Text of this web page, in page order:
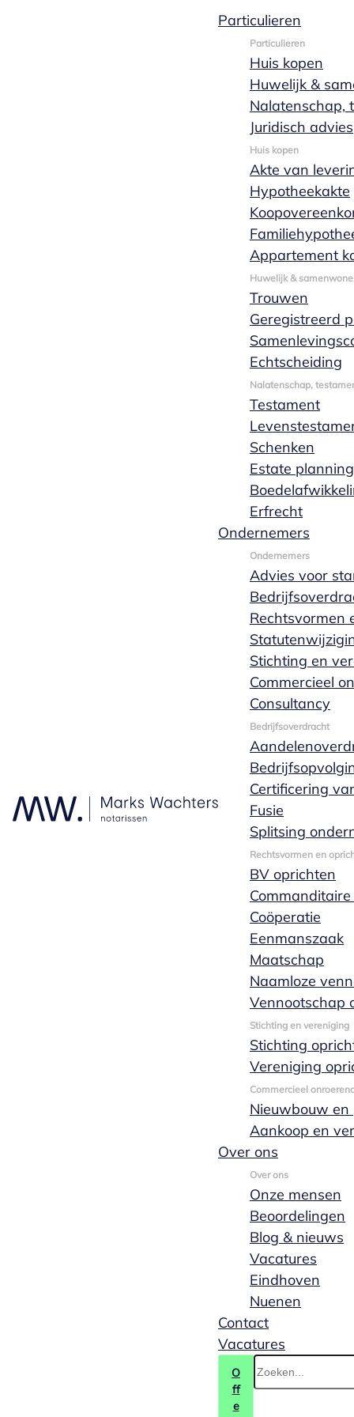
Particulieren
Particulieren
Huis kopen
Huwelijk &
Nalatenschap,
Juridisch advies
Huis kopen
Akte van
Hypotheekakte
Appartement
Huwelijk &
Trouwen
Geregistreerd
Echtscheiding
Nalatenschap,
Testament
Schenken
Estate planning
Erfrecht
Ondernemers
Ondernemers
Advies voor
Rechtsvormen
Stichting en
Commercieel
Consultancy
Bedrijfsoverdracht
Certificering
Fusie
Splitsing
Rechtsvormen en
BV oprichten
Coöperatie
Eenmanszaak
Maatschap
Naamloze
Vennootschap
Stichting en vereniging
Stichting
Vereniging
Commercieel
Nieuwbouw
Aankoop en
Over ons
Over ons
Onze mensen
Beoordelingen
Blog & nieuws
Vacatures
Eindhoven
Nuenen
Contact
Vacatures
O
ff
e
Hanneke van
Bekijk het hele team
aanvragen